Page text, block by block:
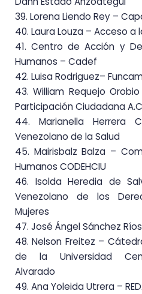
39. Lorena Liendo Rey –
40. Laura Louza – Acceso a
41. Centro de Acción y
Humanos – Cadef
42. Luisa Rodriguez–
43. William Requejo
Participación Ciudadana A.C
44. Marianella Herrera
Venezolano de la Salud
45. Mairisbalz Balza –
Humanos CODEHCIU
46. Isolda Heredia de
Venezolano de los
Mujeres
47. José Ángel Sánchez Ríos
48. Nelson Freitez –
de la Universidad
Alvarado
49. Ana Yoleida Utrera –